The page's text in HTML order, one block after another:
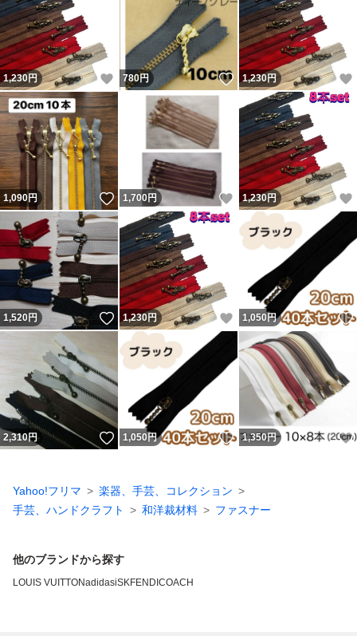
1,230円 いいね！
780円 いいね！
1,230円
1,090円 いいね！
1,700円 いいね！
1,230円
1,520円 いいね！
1,230円 いいね！
1,050 円
2,310円 いいね！
1,050 円 いいね！
1,350円
Yahoo!フリマ
楽器、手芸、コレクション
手芸、ハンドクラフト
和洋裁材料 ファスナー
他のブランドから探す
LOUIS VUITTONadidasiSKFENDI COACH